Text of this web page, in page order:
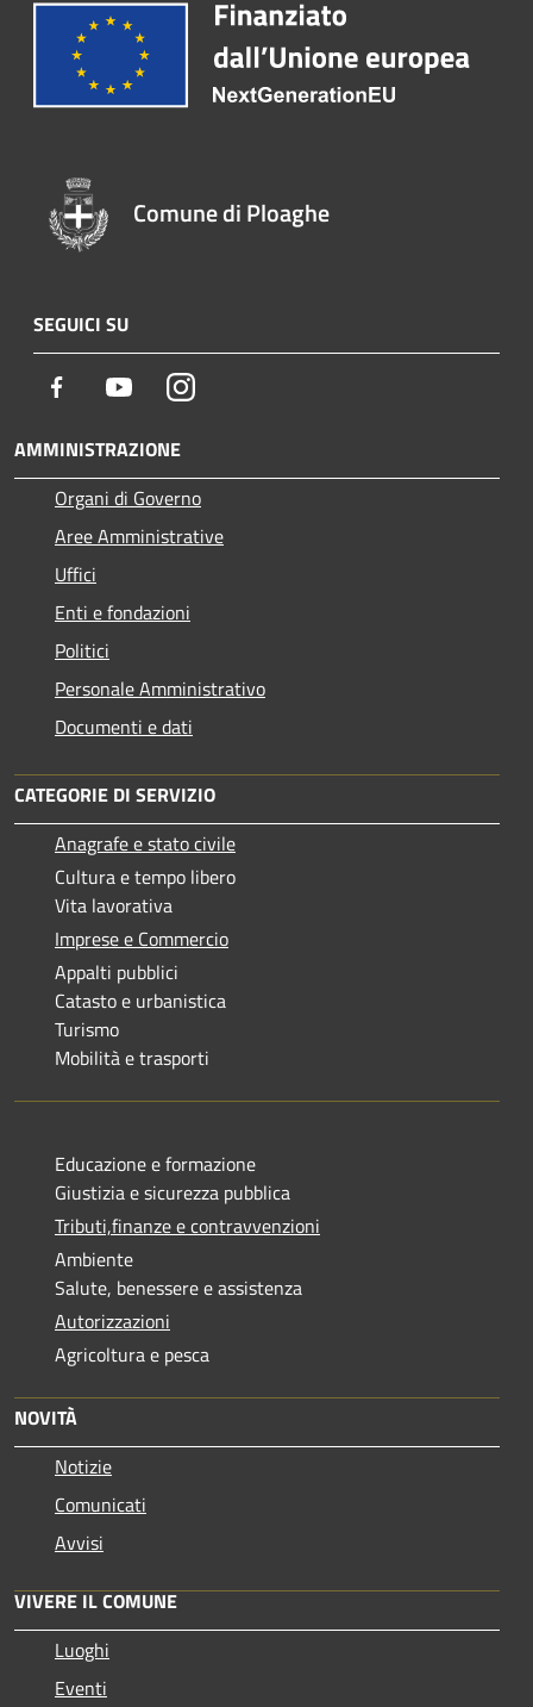
Comune di Ploaghe
SEGUICI SU
Facebook YoutubeInstagram
AMMINISTRAZIONE
Organi di Governo
Aree Amministrative
Uffici
Enti e fondazioni
Politici
Personale Amministrativo
Documenti e dati
CATEGORIE DI SERVIZIO
Anagrafe e stato civile
Cultura e tempo libero
Vita lavorativa
Imprese e Commercio
Appalti pubblici
Catasto e urbanistica
Turismo
Mobilità e trasporti
Educazione e formazione
Giustizia e sicurezza pubblica
Tributi,finanze e contravvenzioni
Ambiente
Salute, benessere e assistenza
Autorizzazioni
Agricoltura e pesca
NOVITÀ
Notizie
Comunicati
Avvisi
VIVERE IL COMUNE
Luoghi
Eventi